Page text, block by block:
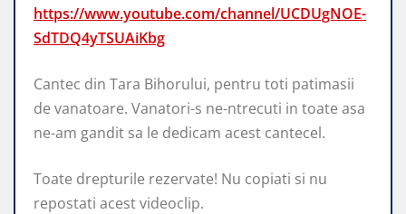
https://www.youtube.com/channel/UCDUgNOE-
SdTDQ4yTSUAiKbg
Cantec din Tara Bihorului, pentru toti patimasii
de vanatoare. Vanatori-s ne-ntrecuti in toate asa
ne-am gandit sa le dedicam acest cantecel.
Toate drepturile rezervate! Nu copiati si nu
repostati acest videoclip.